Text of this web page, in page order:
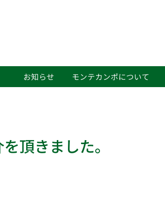
お知らせ モンテカンポについて
頂きました。